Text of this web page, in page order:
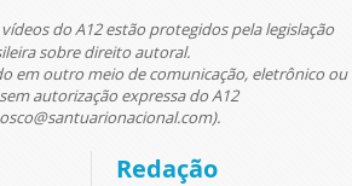
do A12 estão protegidos pela legislação
sobre direito autoral.
em outro meio de comunicação, eletrônico ou
autorização expressa do A12
Redação